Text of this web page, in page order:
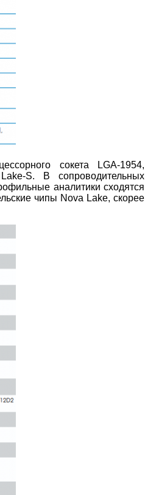
сокета LGA-1954,
S. В сопроводительных
аналитики сходятся
чипы Nova Lake, скорее